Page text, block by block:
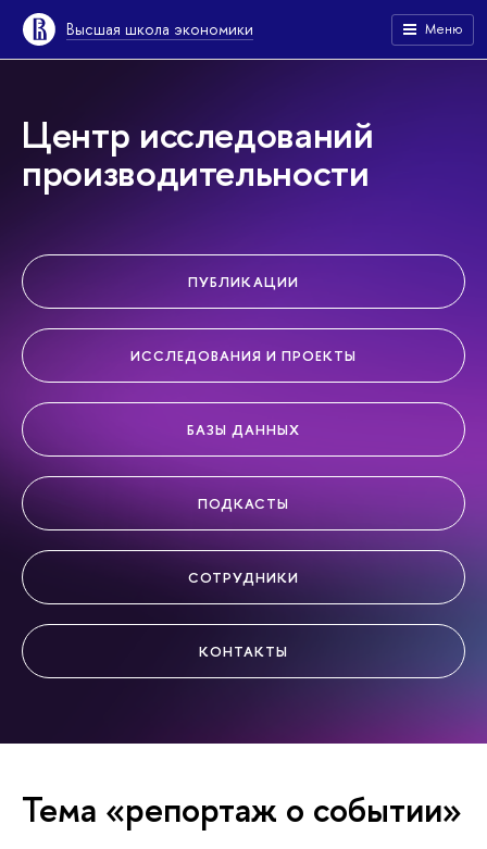
Высшая школа экономики Меню
Центр исследований
производительности
ПУБЛИКАЦИИ
ИССЛЕДОВАНИЯ И ПРОЕКТЫ
БАЗЫ ДАННЫХ
ПОДКАСТЫ
СОТРУДНИКИ
КОНТАКТЫ
Тема «репортаж о событии»